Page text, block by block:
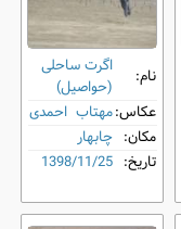
نام:
اگرت ساحلی
(حواصیل)
عکاس:مهتاب احمدی
مکان: چابهار
تاریخ: 1398/11/25